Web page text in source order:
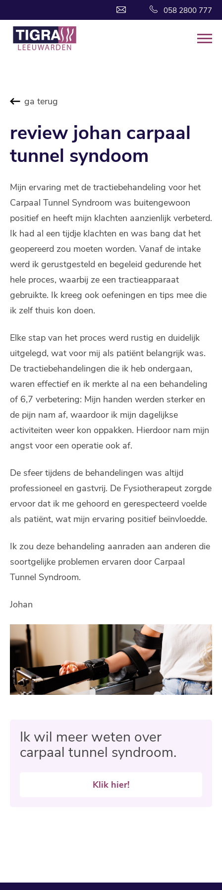
058 2800 777
ga terug
review johan carpaal
tunnel syndoom
Mijn ervaring met de tractiebehandeling voor het
Carpaal Tunnel Syndroom was buitengewoon
positief en heeft mijn klachten aanzienlijk verbeterd.
Ik had al een tijdje klachten en was bang dat het
geopereerd zou moeten worden. Vanaf de intake
werd ik gerustgesteld en begeleid gedurende het
hele proces, waarbij ze een tractieapparaat
gebruikte. Ik kreeg ook oefeningen en tips mee die
ik zelf thuis kon doen.
Elke stap van het proces werd rustig en duidelijk
uitgelegd, wat voor mij als patiënt belangrijk was.
De tractiebehandelingen die ik heb ondergaan,
waren effectief en ik merkte al na een behandeling
of 6,7 verbetering: Mijn handen werden sterker en
de pijn nam af, waardoor ik mijn dagelijkse
activiteiten weer kon oppakken. Hierdoor nam mijn
angst voor een operatie ook af.
De sfeer tijdens de behandelingen was altijd
professioneel en gastvrij. De Fysiotherapeut zorgde
ervoor dat ik me gehoord en gerespecteerd voelde
als patiënt, wat mijn ervaring positief beïnvloedde.
Ik zou deze behandeling aanraden aan anderen die
soortgelijke problemen ervaren door Carpaal
Tunnel Syndroom.
Johan
Ik wil meer weten over
carpaal tunnel syndroom.
Klik hier!